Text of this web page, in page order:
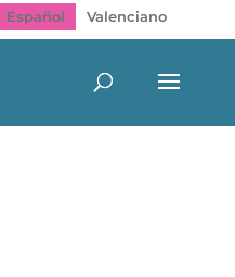
Español Valenciano